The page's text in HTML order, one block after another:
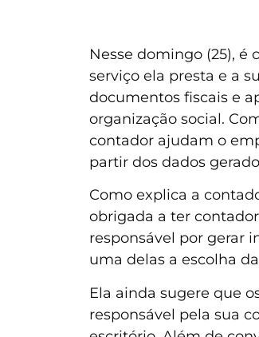
Nesse domingo (25), é
serviço ela presta e a
documentos fiscais e
organização social.
contador ajudam o
partir dos dados
Como explica a
obrigada a ter
responsável por gerar
uma delas a escolha
Ela ainda sugere que
responsável pela sua